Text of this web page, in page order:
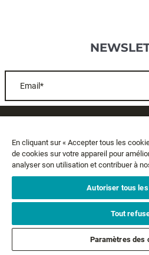
Email*
A PROPOS
MENTIONS LÉGALES
SUIVEZ-NOUS
En cliquant sur « Accepter tous les
de cookies sur votre appareil pour
analyser son utilisation et contribuer à
Autoriser tous
Tout
Paramètres des